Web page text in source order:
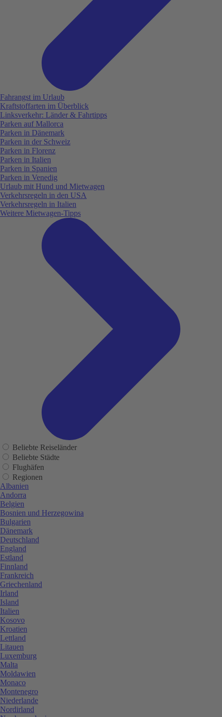
Fahrangst im Urlaub
Kraftstoffarten im Überblick
Linksverkehr: Länder & Fahrtipps
Parken auf Mallorca
Parken in Dänemark
Parken in der Schweiz
Parken in Florenz
Parken in Italien
Parken in Spanien
Parken in Venedig
Urlaub mit Hund und Mietwagen
Verkehrsregeln in den USA
Verkehrsregeln in Italien
Weitere Mietwagen-Tipps
Beliebte Reiseländer
Beliebte Städte
Flughäfen
Regionen
Albanien
Andorra
Belgien
Bosnien und Herzegowina
Bulgarien
Dänemark
Deutschland
England
Estland
Finnland
Frankreich
Griechenland
Irland
Island
Italien
Kosovo
Kroatien
Lettland
Litauen
Luxemburg
Malta
Moldawien
Monaco
Montenegro
Niederlande
Nordirland